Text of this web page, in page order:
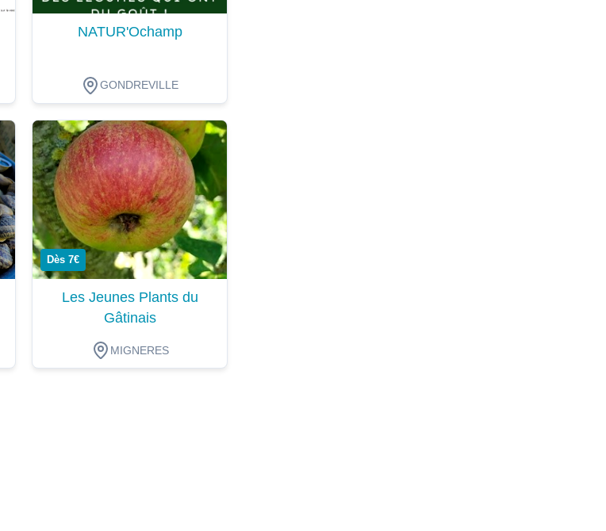
NATUR'Ochamp
GONDREVILLE
Dégustation
Dès 7€
Les Jeunes Plants du
Gâtinais
MIGNERES